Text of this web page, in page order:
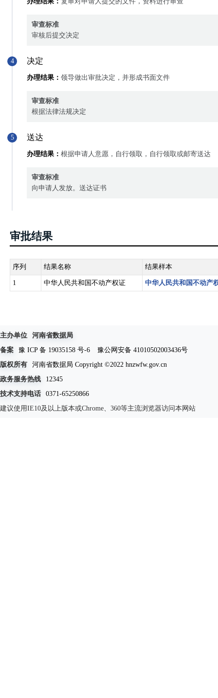
审查标准
审核后提交决定
4 决定
办理结果： 领导做出审批决定，并形成书面文件
审查标准
根据法律法规决定
5 送达
办理结果： 根据申请人意愿，自行领取，自行领取或邮寄送达
审查标准
向申请人发放。送达证书
审批结果
序列 结果名称 结果样本
1 中华人民共和国不动产权证 中华人民共和国不动产
主办单位
河南省数据局
备案
豫 ICP 备 19035158 号-6
豫公网安备 41010502003436号
版权所有
河南省数据局 Copyright ©2022 hnzwfw.gov.cn
政务服务热线
12345
技术支持电话
0371-65250866
建议使用IE10及以上版本或Chrome、360等主流浏览器访问本网站